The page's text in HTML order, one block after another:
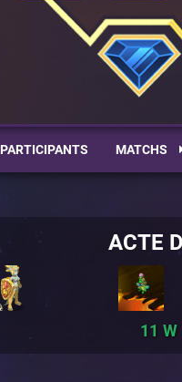
PARTICIPANTS MATCHS
ACTE
11